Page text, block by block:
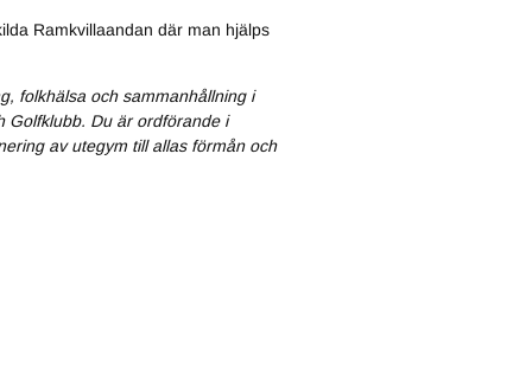
Ramkvillaandan där man hjälps
folkhälsa och sammanhållning i
Golfklubb. Du är ordförande i
av utegym till allas förmån och